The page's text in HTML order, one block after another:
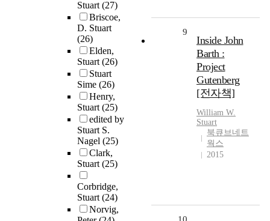
Stuart(27)
Briscoe,
D. Stuart
(26)
Elden,
Stuart(26)
Stuart
Sime (26)
Henry,
Stuart(25)
edited by
Stuart S.
Nagel (25)
Clark,
Stuart(25)
Corbridge,
Stuart(24)
Norvig,
9
Inside John
Barth :
Project
Gutenberg
[전자책]
William W.
Stuart
북큐브네트
웍스
2015